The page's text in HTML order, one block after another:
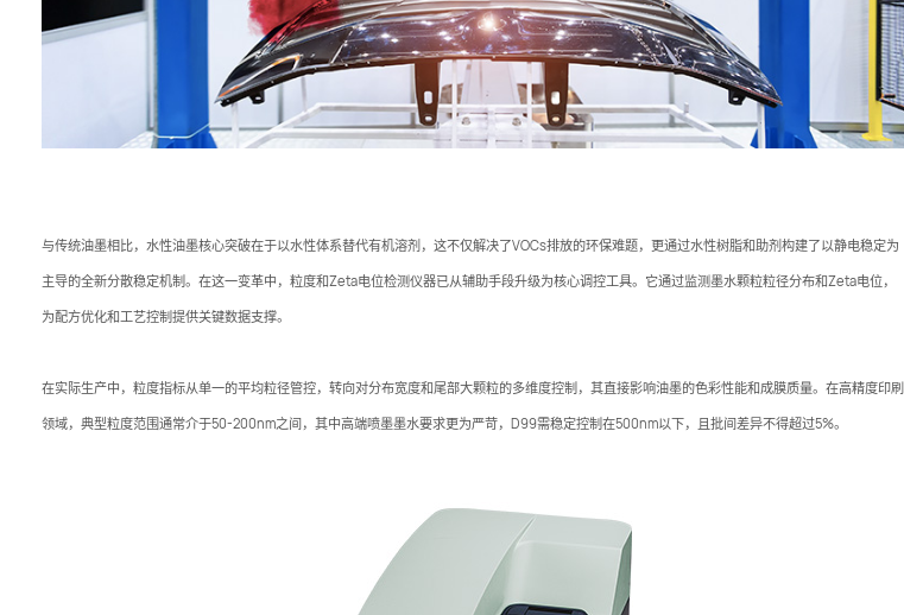
与传统油墨相比，水性油墨核心突破在于以水性体系替代有机溶剂，这不仅解决了VOCs排放的环保难题，更通过水性树脂和助剂构建了以静电稳定为
主导的全新分散稳定机制。在这一变革中，粒度和Zeta电位检测仪器已从辅助手段升级为核心调控工具。它通过监测墨水颗粒粒径分布和Zeta电位，
为配方优化和工艺控制提供关键数据支撑。
在实际生产中，粒度指标从单一的平均粒径管控，转向对分布宽度和尾部大颗粒的多维度控制，其直接影响油墨的色彩性能和成膜质量。在高精度印刷
领域，典型粒度范围通常介于50-200nm之间，其中高端喷墨墨水要求更为严苛，D99需稳定控制在500nm以下，且批间差异不得超过5%。